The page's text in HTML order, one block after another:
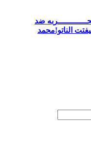
ضد
الناتو!محمد